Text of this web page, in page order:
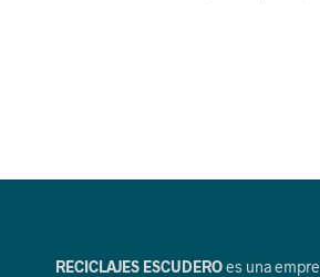
RECICLAJES ESCUDEROes una